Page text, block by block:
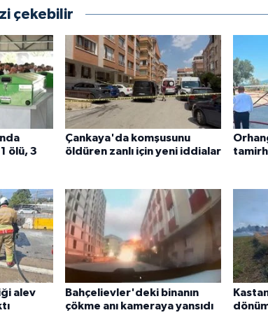
çekebilir
ölü, 3
Çankaya'da komşusunu
öldüren zanlı için yeni iddialar
alev
Bahçelievler'deki binanın
çökme anı kameraya yansıdı